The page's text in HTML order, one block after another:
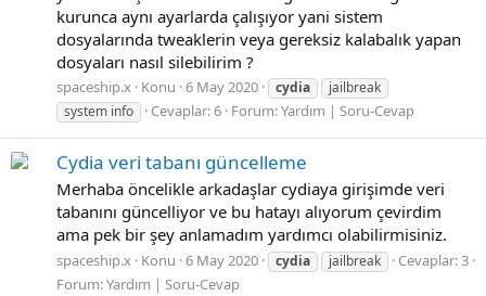
kurunca aynı ayarlarda çalışıyor yani sistem
dosyalarında tweaklerin veya gereksiz kalabalık yapan
dosyaları nasıl silebilirim ?
spaceship.x Konu 6 May 2020 cydia
jailbreak
system info
Cevaplar: 6 Forum:Yardım | Soru-Cevap
Cydia veri tabanı güncelleme
Merhaba öncelikle arkadaşlar cydiaya girişimde veri
tabanını güncelliyor ve bu hatayı alıyorum çevirdim
ama pek bir şey anlamadım yardımcı olabilirmisiniz.
spaceship.x Konu 6 May 2020 cydia jailbreak
Cevaplar: 3
Forum:Yardım | Soru-Cevap